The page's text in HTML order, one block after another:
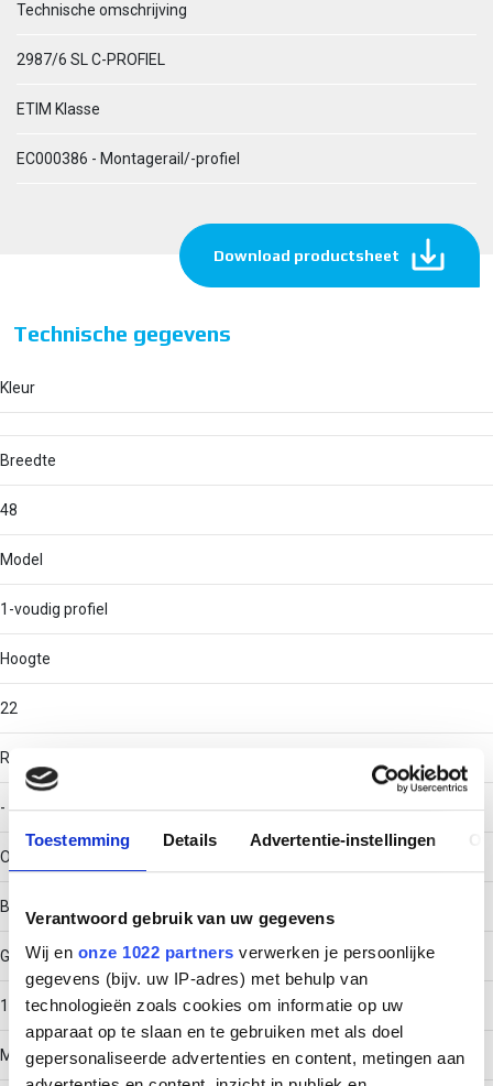
Toestemming Details Advertentie-instellingen
Verantwoord gebruik van uw gegevens
Wij en onze 1022 partners verwerken je persoonlijke
gegevens (bijv. uw IP-adres) met behulp van
technologieën zoals cookies om informatie op uw
apparaat op te slaan en te gebruiken met als doel
gepersonaliseerde advertenties en content, metingen aan
Technische omschrijving
2987/6 SL C-PROFIEL
ETIM Klasse
EC000386 - Montagerail/-profiel
Download productsheet
Technische gegevens
Kleur
Breedte
48
Model
1-voudig profiel
Hoogte
22
RAL-nummer
-
Oppervlaktebescherming
Bandverzinkt (sendzimir verzinkt)
Gewicht
1.439
Materiaaldikte